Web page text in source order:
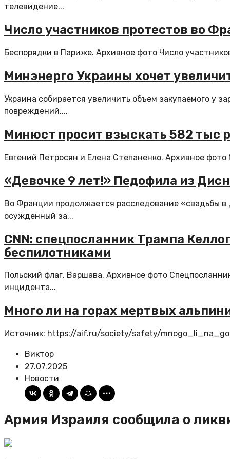
телевидение...
Число участников протестов во
Беспорядки в Париже. Архивное фото Число
Минэнерго Украины хочет
Украина собирается увеличить объем закупаемого у
повреждений,...
Минюст просит взыскать 582 тыс
Евгений Петросян и Елена Степаненко. Архивное
«Девочке 9 лет!» Педофила из
Во Франции продолжается расследование «свадьбы
осужденный за...
CNN: спецпосланник Трампа
беспилотниками
Польский флаг, Варшава. Архивное фото
инцидента...
Много ли на горах мертвых
Источник: https://aif.ru/society/safety/
Виктор
27.07.2025
Новости
Армия Израиля сообщила о